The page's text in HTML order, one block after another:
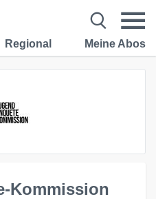
Regional Meine Abos
Kommission